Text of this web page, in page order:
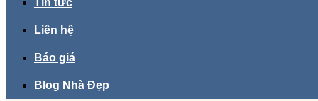
Tin tức
Liên hệ
Báo giá
Blog Nhà Đẹp